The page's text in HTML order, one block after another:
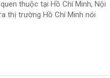
thuộc tại Hồ Chí Minh, Nội
thị trường Hồ Chí Minh nói